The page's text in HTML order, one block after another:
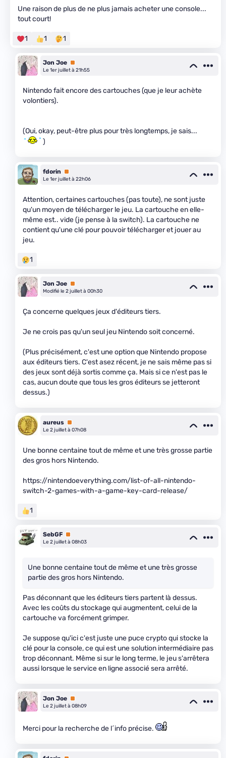
Une raison de plus de ne plus jamais acheter une console...
tout court!
1 1 1
Jon Joe Premium
Le 1er juillet à 21h55
Nintendo fait encore des cartouches (que je leur achète
volontiers).
(Oui, okay, peut-être plus pour très longtemps, je sais...
)
fdorin
Premium
Le 1er juillet à 22h06
Attention, certaines cartouches (pas toute), ne sont juste
qu'un moyen de télécharger le jeu. La cartouche en elle-
même est.. vide (je pense à la switch). La cartouche ne
contient qu'une clé pour pouvoir télécharger et jouer au
jeu.
1
Jon Joe Premium
Modifié le 2 juillet à 00h30
Ça concerne quelques jeux d'éditeurs tiers.
Je ne crois pas qu'un seul jeu Nintendo soit concerné.
(Plus précisément, c'est une option que Nintendo propose
aux éditeurs tiers. C'est asez récent, je ne sais même pas si
des jeux sont déjà sortis comme ça. Mais si ce n'est pas le
cas, aucun doute que tous les gros éditeurs se jetteront
dessus.)
aureus Premium
Le 2 juillet à 07h08
Une bonne centaine tout de même et une très grosse partie
des gros hors Nintendo.
https://nintendoeverything.com/list-of-all-nintendo-
switch-2-games-with-a-game-key-card-release/
1
SebGF Premium
Le 2 juillet à 08h03
Une bonne centaine tout de même et une très grosse
partie des gros hors Nintendo.
Pas déconnant que les éditeurs tiers partent là dessus.
Avec les coûts du stockage qui augmentent, celui de la
cartouche va forcément grimper.
Je suppose qu'ici c'est juste une puce crypto qui stocke la
clé pour la console, ce qui est une solution intermédiaire pas
trop déconnant. Même si sur le long terme, le jeu s'arrêtera
aussi lorsque le service en ligne associé sera arrêté.
Jon Joe Premium
Le 2 juillet à 08h09
Merci pour la recherche de l´info précise.